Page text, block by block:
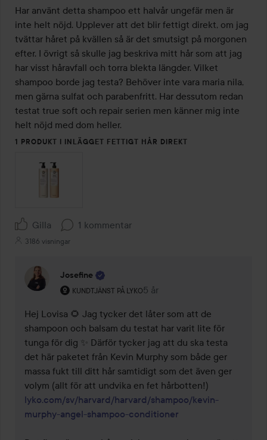
Har använt detta shampoo ett halvår ungefär men är
inte helt nöjd. Upplever att det blir fettigt direkt, om jag
tvättar håret på kvällen så är det smutsigt på morgonen
efter. I övrigt så skulle jag beskriva mitt hår som att jag
har visst håravfall och torra blekta längder. Vilket
shampoo borde jag testa? Behöver inte vara maria nila,
men gärna sulfat och parabenfritt. Har dessutom redan
testat true soft och repair serien men känner mig inte
helt nöjd med dom heller.
1 PRODUKT I INLÄGGET FETTIGT HÅR DIREKT
Gilla 1 kommentar
3186 visningar
Josefine
KUNDTJÄNST PÅ LYKO
Användarens roll: Kundtjänst på Lyko.
5 år
Kommentaren lades 5 år
Hej Lovisa 🌻 Jag tycker det låter som att de
shampoon och balsam du testat har varit lite för
tunga för dig ✨ Därför tycker jag att du ska testa
det här paketet från Kevin Murphy som både ger
massa fukt till ditt hår samtidigt som det även ger
lyko.com/sv/harvard/harvard/shampoo/kevin-
murphy-angel-shampoo-conditioner